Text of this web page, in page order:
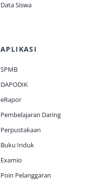
Data Siswa
APLIKASI
SPMB
DAPODIK
eRapor
Pembelajaran Daring
Perpustakaan
Buku Induk
Examio
Poin Pelanggaran